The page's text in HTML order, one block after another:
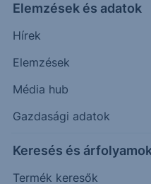
Elemzések és adatok
Hírek
Elemzések
Média hub
Gazdasági adatok
Keresés és
Termék keresők
is, miután lefordult a
Amennyiben a...